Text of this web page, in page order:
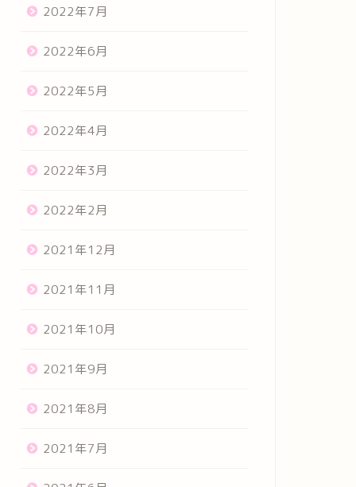
2022年7月
2022年6月
2022年5月
2022年4月
2022年3月
2022年2月
2021年12月
2021年11月
2021年10月
2021年9月
2021年8月
2021年7月